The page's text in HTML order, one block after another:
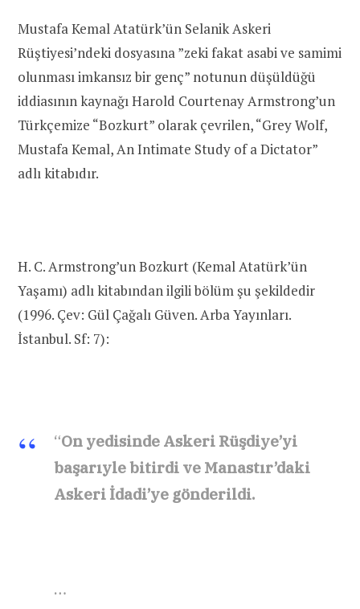
Mustafa Kemal Atatürk’ün Selanik Askeri
Rüştiyesi’ndeki dosyasına ”zeki fakat asabi ve samimi
olunması imkansız bir genç” notunun düşüldüğü
iddiasının kaynağı Harold Courtenay Armstrong’un
Türkçemize “Bozkurt” olarak çevrilen, “Grey Wolf,
Mustafa Kemal, An Intimate Study of a Dictator”
adlı kitabıdır.
H. C. Armstrong’un Bozkurt (Kemal Atatürk’ün
Yaşamı) adlı kitabından ilgili bölüm şu şekildedir
(1996. Çev: Gül Çağalı Güven. Arba Yayınları.
İstanbul. Sf: 7):
“On yedisinde Askeri Rüşdiye’yi
başarıyle bitirdi ve Manastır’daki
Askeri İdadi’ye gönderildi.
…